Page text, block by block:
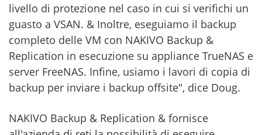
livello di protezione nel caso in cui si verifichi un
guasto a VSAN. & Inoltre, eseguiamo il backup
completo delle VM con NAKIVO Backup &
Replication in esecuzione su appliance TrueNAS e
server FreeNAS. Infine, usiamo i lavori di copia di
backup per inviare i backup offsite", dice Doug.
NAKIVO Backup & Replication & fornisce